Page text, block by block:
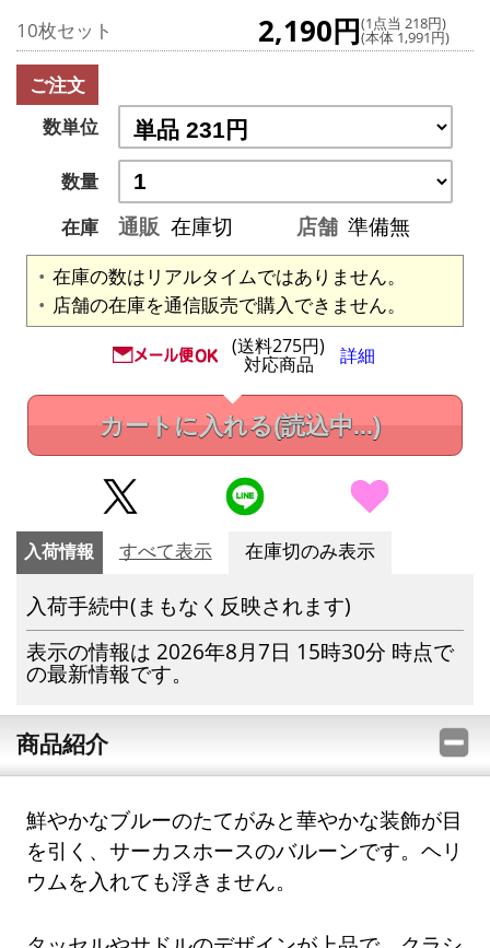
10枚セット 2,190円(1点当 218円)
(本体 1,991円)
ご注文
数単位
数量
在庫
通販 在庫切 店舗 準備無
在庫の数はリアルタイムではありません。
店舗の在庫を通信販売で購入できません。
(送料275円)
対応商品 詳細
カートに入れる(読込中...)
入荷情報 すべて表示 在庫切のみ表示
入荷手続中(まもなく反映されます)
表示の情報は 2026年8月7日 15時30分 時点で
の最新情報です。
商品紹介
鮮やかなブルーのたてがみと華やかな装飾が目
を引く、サーカスホースのバルーンです。ヘリ
ウムを入れても浮きません。